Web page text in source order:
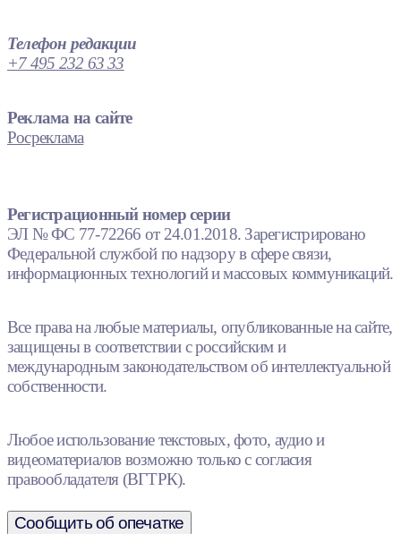
Телефон редакции
+7 495 232 63 33
Реклама на сайте
Росреклама
Регистрационный номер серии
ЭЛ № ФС 77-72266 от 24.01.2018. Зарегистрировано
Федеральной службой по надзору в сфере связи,
информационных технологий и массовых коммуникаций.
Все права на любые материалы, опубликованные на сайте,
защищены в соответствии с российским и
международным законодательством об интеллектуальной
собственности.
Любое использование текстовых, фото, аудио и
видеоматериалов возможно только с согласия
правообладателя (ВГТРК).
Сообщить об опечатке